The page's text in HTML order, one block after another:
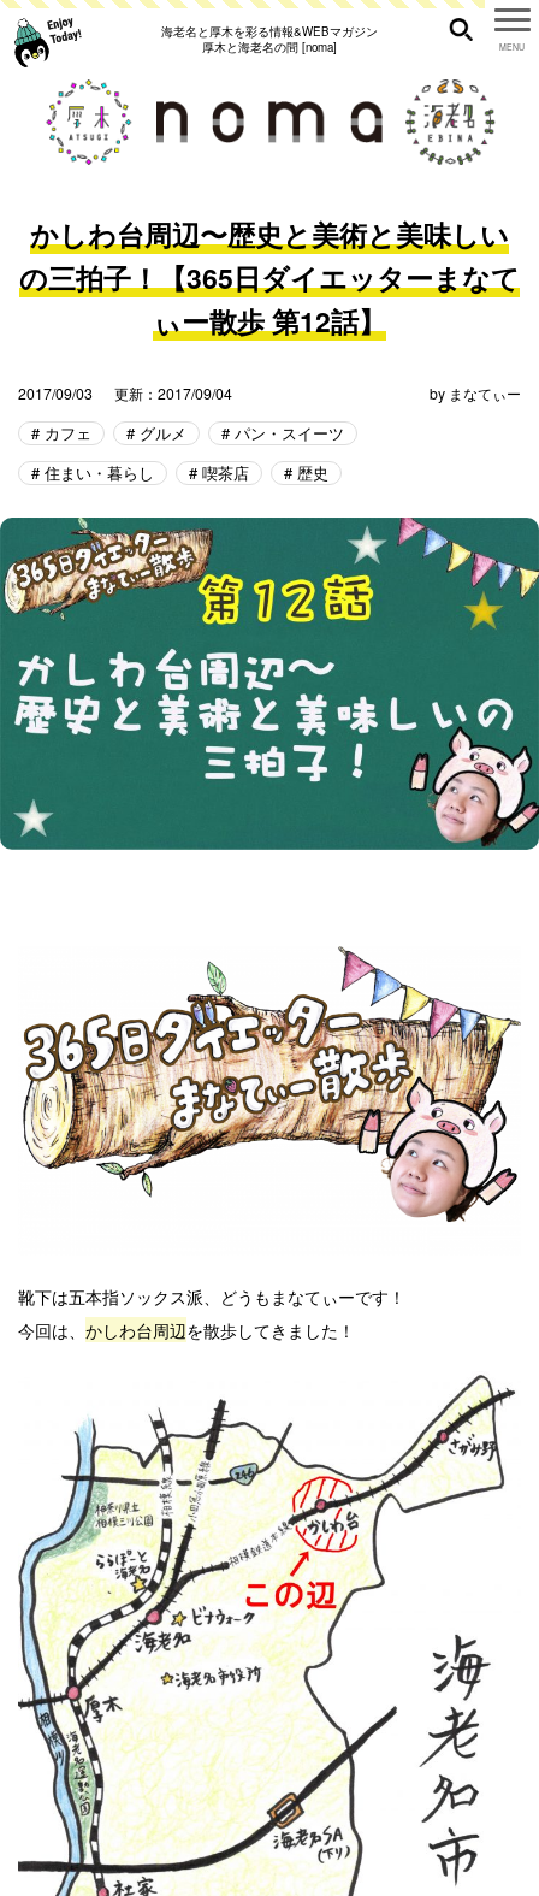
海老名と厚木を彩る情報&WEBマガジン
厚木と海老名の間 [noma]
かしわ台周辺〜歴史と美術と美味しい
の三拍子！【365日ダイエッターまなて
ぃー散歩 第12話】
2017/09/03 更新：2017/09/04 by まなてぃー
カフェ グルメ
パン・スイーツ
住まい・暮らし
喫茶店 歴史
靴下は五本指ソックス派、どうもまなてぃーです！
今回は、 かしわ台周辺を散歩してきました！